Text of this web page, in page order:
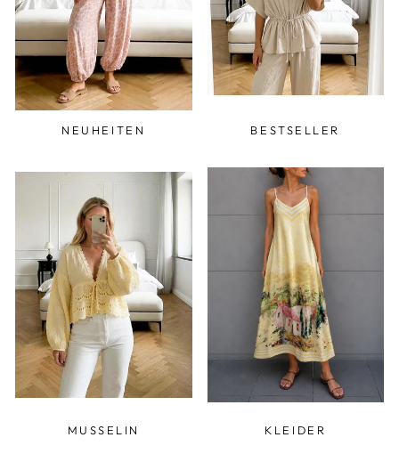
NEUHEITEN BESTSELLER
MUSSELIN KLEIDER